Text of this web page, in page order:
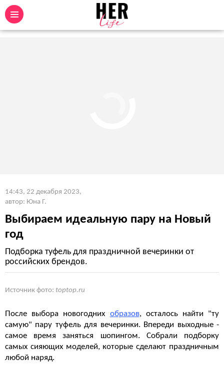
14:43, 22 декабря 2023,
автор: Юна Г.
Выбираем идеальную пару на Новый
год
Подборка туфель для праздничной вечеринки от
российских брендов.
Источник фото: toptop.ru
После выбора новогодних образов, осталось найти "ту
самую" пару туфель для вечеринки. Впереди выходные -
самое время заняться шопингом. Собрали подборку
самых сияющих моделей, которые сделают праздничным
любой наряд.